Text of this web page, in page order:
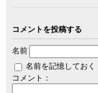
コメントを投稿する
名前
名前を記憶しておく
コメント：